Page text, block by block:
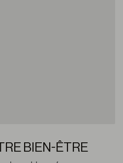
BIEN-ÊTRE